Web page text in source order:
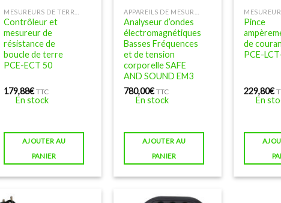
Contrôleur et
mesureur de
résistance de
boucle de terre
PCE-ECT 50
179,88€ TTC
En stock
AJOUTER AU
PANIER
Analyseur d’ondes
électromagnétiques
Basses Fréquences
et de tension
corporelle SAFE
AND SOUND EM3
780,00€ TTC
En stock
AJOUTER AU
PANIER
Pince
de
PCE-
229,80€
En